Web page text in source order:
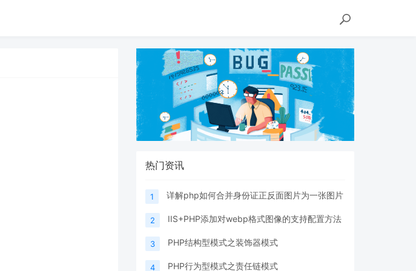
热门资讯
1 详解php如何合并身份证正反面图片为一张图片
2 IIS+PHP添加对webp格式图像的支持配置方法
3 PHP结构型模式之装饰器模式
4 PHP行为型模式之责任链模式